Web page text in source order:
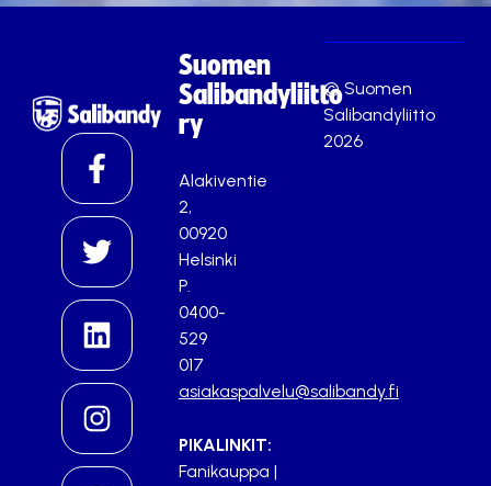
Suomen
Salibandyliitto
ry
Alakiventie
2,
00920
Helsinki
P.
0400-
529
017
asiakaspalvelu@salibandy.fi
PIKALINKIT:
Fanikauppa |
© Suomen
Salibandyliitto
2026